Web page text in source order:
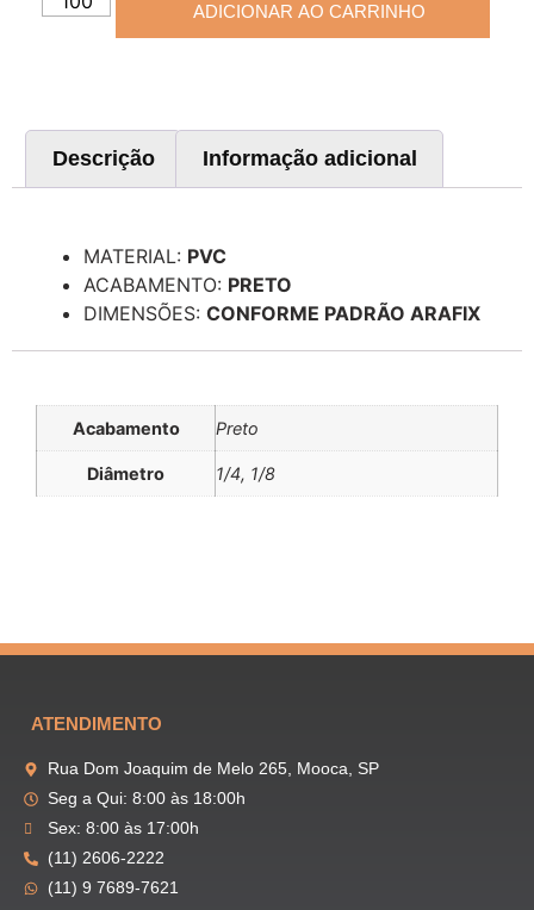
ADICIONAR AO CARRINHO
Descrição Informação adicional
MATERIAL: PVC
ACABAMENTO: PRETO
DIMENSÕES: CONFORME PADRÃO ARAFIX
Acabamento Preto
Diâmetro 1/4, 1/8
ATENDIMENTO
Rua Dom Joaquim de Melo 265, Mooca, SP
Seg a Qui: 8:00 às 18:00h
Sex: 8:00 às 17:00h
(11) 2606-2222
(11) 9 7689-7621